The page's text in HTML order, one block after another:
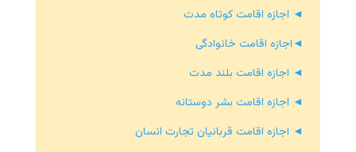
◄ اجازه اقامت کوتاه مدت
◄اجازه اقامت خانوادگی
◄ اجازه اقامت بلند مدت
◄ اجازه اقامت بشر دوستانه
◄ اجازه اقامت قربانیان تجارت انسان